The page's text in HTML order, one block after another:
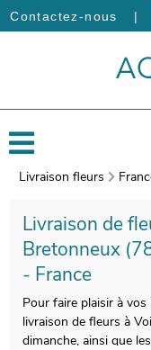
Contactez-nous |
Livraison fleurs
Livraison de
Bretonneux
- France
Pour faire plaisir à
livraison de fleurs à
dimanche, ainsi que